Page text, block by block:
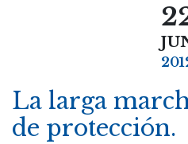
La larga
de protección.